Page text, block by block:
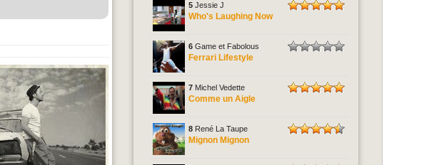
5 Jessie J
Who's Laughing Now
6 Game et Fabolous
Ferrari Lifestyle
7 Michel Vedette
Comme un Aigle
8 René La Taupe
Mignon Mignon